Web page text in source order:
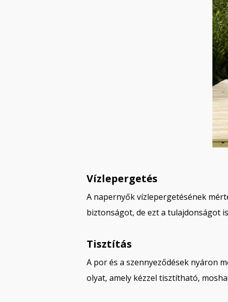
Vízlepergetés
A napernyők vízlepergetésének
biztonságot, de ezt a tulajdonságot
Tisztítás
A por és a szennyeződések nyáron
olyat, amely kézzel tisztítható,